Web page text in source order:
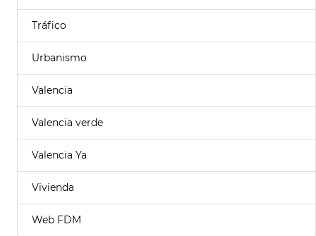
Tráfico
Urbanismo
Valencia
Valencia verde
Valencia Ya
Vivienda
Web FDM